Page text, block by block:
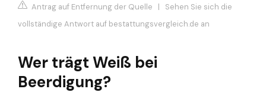
Antrag auf Entfernung der Quelle | Sehen Sie sich die
vollständige Antwort auf bestattungsvergleich.de an
Wer trägt Weiß bei
Beerdigung?